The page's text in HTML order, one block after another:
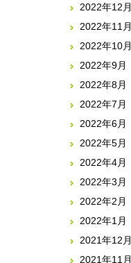
2022年12月
2022年11月
2022年10月
2022年9月
2022年8月
2022年7月
2022年6月
2022年5月
2022年4月
2022年3月
2022年2月
2022年1月
2021年12月
2021年11月